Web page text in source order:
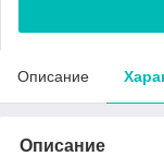
Описание
Описание